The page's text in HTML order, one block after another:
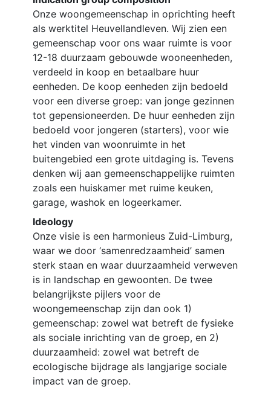
Onze woongemeenschap in oprichting heeft
als werktitel Heuvellandleven. Wij zien een
gemeenschap voor ons waar ruimte is voor
12-18 duurzaam gebouwde wooneenheden,
verdeeld in koop en betaalbare huur
eenheden. De koop eenheden zijn bedoeld
voor een diverse groep: van jonge gezinnen
tot gepensioneerden. De huur eenheden zijn
bedoeld voor jongeren (starters), voor wie
het vinden van woonruimte in het
buitengebied een grote uitdaging is. Tevens
denken wij aan gemeenschappelijke ruimten
zoals een huiskamer met ruime keuken,
garage, washok en logeerkamer.
Ideology
Onze visie is een harmonieus Zuid-Limburg,
waar we door ‘samenredzaamheid’ samen
sterk staan en waar duurzaamheid verweven
is in landschap en gewoonten. De twee
belangrijkste pijlers voor de
woongemeenschap zijn dan ook 1)
gemeenschap: zowel wat betreft de fysieke
als sociale inrichting van de groep, en 2)
duurzaamheid: zowel wat betreft de
ecologische bijdrage als langjarige sociale
impact van de groep.